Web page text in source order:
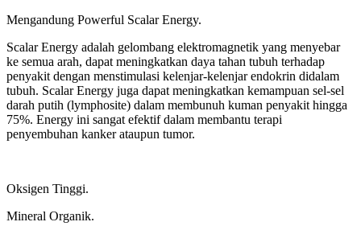
Mengandung Powerful Scalar Energy.
Scalar Energy adalah gelombang elektromagnetik yang menyebar
ke semua arah, dapat meningkatkan daya tahan tubuh terhadap
penyakit dengan menstimulasi kelenjar-kelenjar endokrin didalam
tubuh. Scalar Energy juga dapat meningkatkan kemampuan sel-sel
darah putih (lymphosite) dalam membunuh kuman penyakit hingga
75%. Energy ini sangat efektif dalam membantu terapi
penyembuhan kanker ataupun tumor.
Oksigen Tinggi.
Mineral Organik.